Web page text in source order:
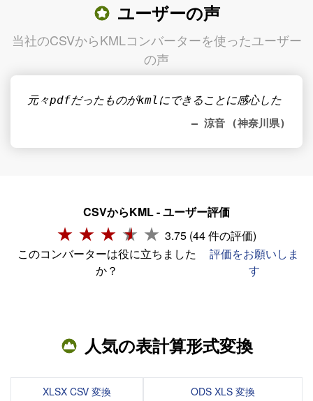
ユーザーの声
当社のCSVからKMLコンバーターを使ったユーザー
の声
元々pdfだったものがkmlにできることに感心した
– 涼音 (神奈川県)
CSVからKML - ユーザー評価
3.75 (44 件の評価)
このコンバーターは役に立ちました
か？
評価をお願いしま
す
人気の表計算形式変換
XLSX CSV 変換
ODS XLS 変換